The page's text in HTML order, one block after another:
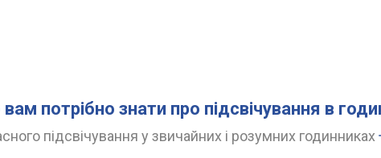
потрібно знати про підсвічування в
підсвічування у звичайних і розумних годинниках